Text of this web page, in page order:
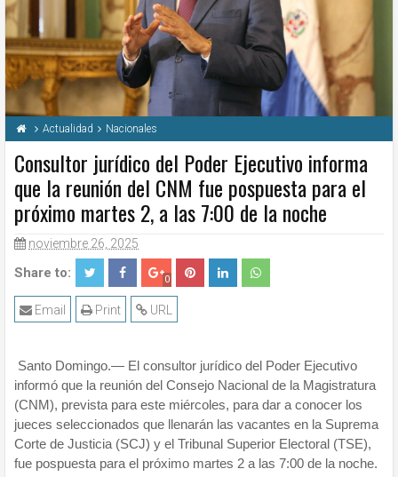
Actualidad Nacionales
Consultor jurídico del Poder Ejecutivo informa
que la reunión del CNM fue pospuesta para el
próximo martes 2, a las 7:00 de la noche
noviembre 26, 2025
Share to: 0
URL
Print
Email
Santo Domingo.— El consultor jurídico del Poder Ejecutivo
informó que la reunión del Consejo Nacional de la Magistratura
(CNM), prevista para este miércoles, para dar a conocer los
jueces seleccionados que llenarán las vacantes en la Suprema
Corte de Justicia (SCJ) y el Tribunal Superior Electoral (TSE),
fue pospuesta para el próximo martes 2 a las 7:00 de la noche.